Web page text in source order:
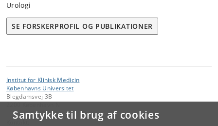
Samtykke til brug af cookies
Urologi
SE FORSKERPROFIL OG PUBLIKATIONER
Institut for Klinisk Medicin
Københavns Universitet
Blegdamsvej 3B